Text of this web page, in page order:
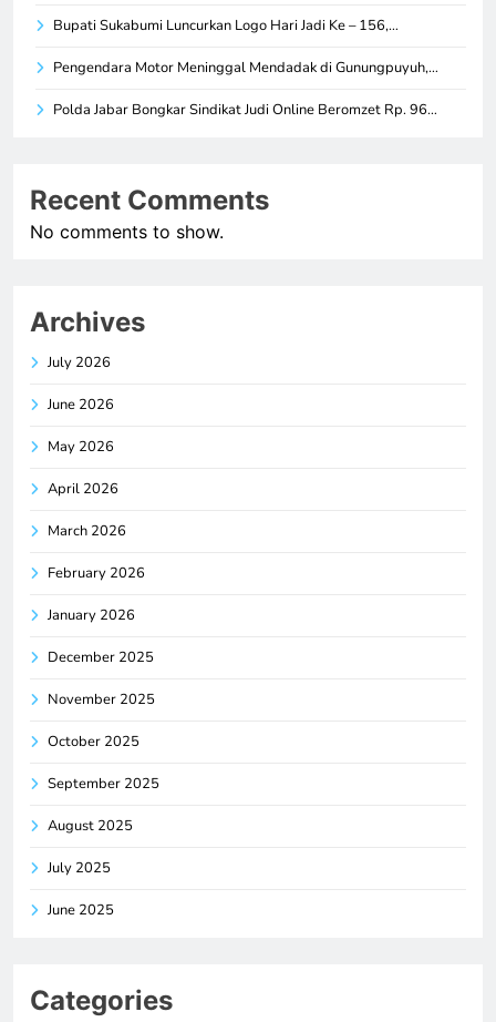
Bupati Sukabumi Luncurkan Logo Hari Jadi Ke – 156,…
Pengendara Motor Meninggal Mendadak di Gunungpuyuh,…
Polda Jabar Bongkar Sindikat Judi Online Beromzet Rp. 96…
Recent Comments
No comments to show.
Archives
July 2026
June 2026
May 2026
April 2026
March 2026
February 2026
January 2026
December 2025
November 2025
October 2025
September 2025
August 2025
July 2025
June 2025
Categories